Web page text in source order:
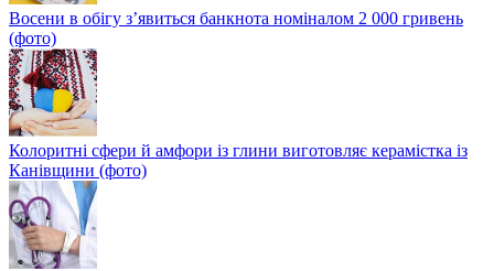
Восени в обігу з’явиться банкнота номіналом 2 000 гривень
(фото)
Колоритні сфери й амфори із глини виготовляє керамістка із
Канівщини (фото)